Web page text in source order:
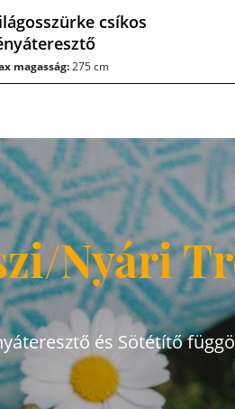
csíkos
magasság:275 cm
Nyári
és Sötétítő